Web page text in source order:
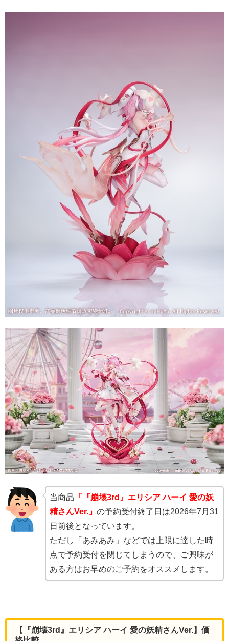
当商品 「『崩壊3rd』エリシア ハーイ 愛の妖
精さんVer.」の予約受付終了日は2026年7月31
日前後となっています。
ただし「あみあみ」などでは上限に達した時
点で予約受付を閉じてしまうので、ご興味が
ある方はお早めのご予約をオススメします。
【『崩壊3rd』エリシア ハーイ 愛の妖精さんVer.】価